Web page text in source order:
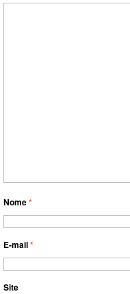
Nome*
E-mail*
Site